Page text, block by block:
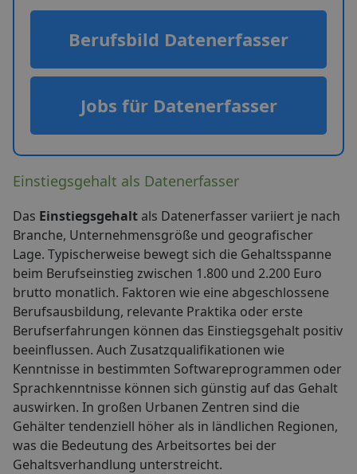
Berufsbild Datenerfasser
Jobs für Datenerfasser
Einstiegsgehalt als Datenerfasser
Das Einstiegsgehaltals Datenerfasser variiert je nach
Branche, Unternehmensgröße und geografischer
Lage. Typischerweise bewegt sich die Gehaltsspanne
beim Berufseinstieg zwischen 1.800 und 2.200 Euro
brutto monatlich. Faktoren wie eine abgeschlossene
Berufsausbildung, relevante Praktika oder erste
Berufserfahrungen können das Einstiegsgehalt positiv
beeinflussen. Auch Zusatzqualifikationen wie
Kenntnisse in bestimmten Softwareprogrammen oder
Sprachkenntnisse können sich günstig auf das Gehalt
auswirken. In großen Urbanen Zentren sind die
Gehälter tendenziell höher als in ländlichen Regionen,
was die Bedeutung des Arbeitsortes bei der
Gehaltsverhandlung unterstreicht.